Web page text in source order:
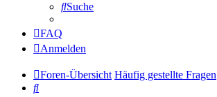
Suche
FAQ
Anmelden
Foren-Übersicht Häufig gestellte Fragen
Suche